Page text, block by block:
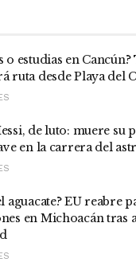
o estudias en
ruta desde Playa del
de luto: muere su
en la carrera del
aguacate? EU reabre
en Michoacán tras